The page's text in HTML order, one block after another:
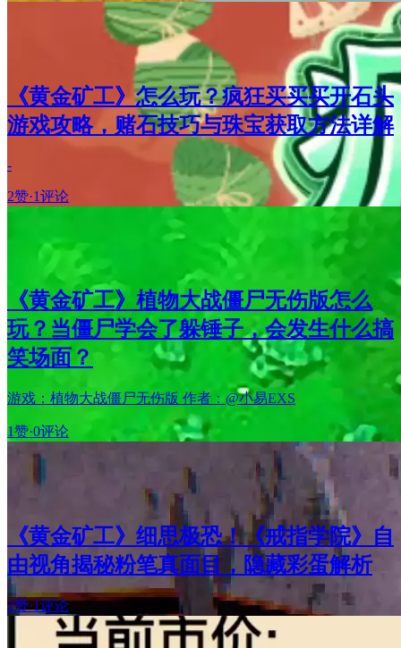
《黄金矿工》怎么玩？疯狂买买买开石头
游戏攻略，赌石技巧与珠宝获取方法详解
-
2赞·1评论
《黄金矿工》植物大战僵尸无伤版怎么
玩？当僵尸学会了躲锤子，会发生什么搞
笑场面？
游戏：植物大战僵尸无伤版 作者：@小易EXS
1赞·0评论
《黄金矿工》细思极恐！《戒指学院》自
由视角揭秘粉笔真面目，隐藏彩蛋解析
2赞·1评论